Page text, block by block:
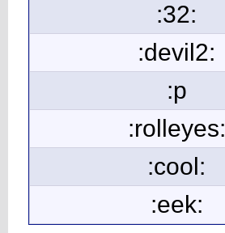
:32:
:devil2:
:p
:rolleyes:
:cool:
:eek: